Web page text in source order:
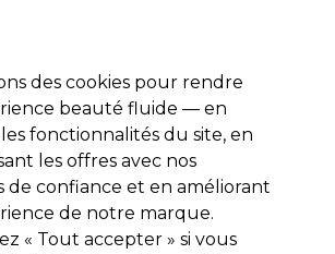
Se connecter
Coiffure Electro et Matériel
Livraison et délais
lire la suite
et conditions de cheveux Cheveux épais
des cookies pour rendre
beauté fluide — en
fonctionnalités du site, en
les offres avec nos
de confiance et en améliorant
de notre marque.
« Tout accepter » si vous